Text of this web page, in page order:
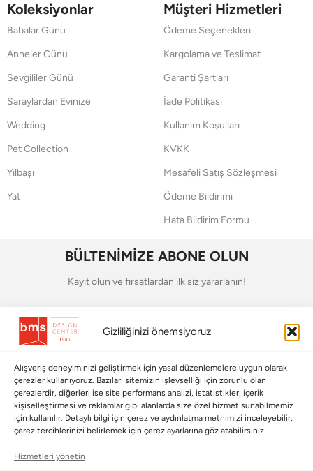
Gizliliğinizi önemsiyoruz
Alışveriş deneyiminizi geliştirmek için yasal düzenlemelere uygun olarak
çerezler kullanıyoruz. Bazıları sitemizin işlevselliği için zorunlu olan
çerezlerdir, diğerleri ise site performans analizi, istatistikler, içerik
kişiselleştirmesi ve reklamlar gibi alanlarda size özel hizmet sunabilmemiz
için kullanılır. Detaylı bilgi için çerez ve aydınlatma metnimizi inceleyebilir,
çerez tercihlerinizi belirlemek için çerez ayarlarına göz atabilirsiniz.
Hizmetleri yönetin
Koleksiyonlar
Babalar Günü
Anneler Günü
Sevgililer Günü
Saraylardan Evinize
Wedding
Pet Collection
Yılbaşı
Yat
Müşteri Hizmetleri
Ödeme Seçenekleri
Kargolama ve Teslimat
Garanti Şartları
İade Politikası
Kullanım Koşulları
KVKK
Mesafeli Satış Sözleşmesi
Ödeme Bildirimi
Hata Bildirim Formu
BÜLTENİMİZE ABONE OLUN
Kayıt olun ve fırsatlardan ilk siz yararlanın!